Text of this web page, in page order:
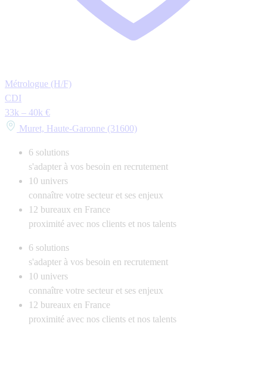
Métrologue (H/F)
CDI
33k – 40k €
Muret, Haute-Garonne (31600)
6 solutions
s'adapter à vos besoin en recrutement
10 univers
connaître votre secteur et ses enjeux
12 bureaux en France
proximité avec nos clients et nos talents
6 solutions
s'adapter à vos besoin en recrutement
10 univers
connaître votre secteur et ses enjeux
12 bureaux en France
proximité avec nos clients et nos talents